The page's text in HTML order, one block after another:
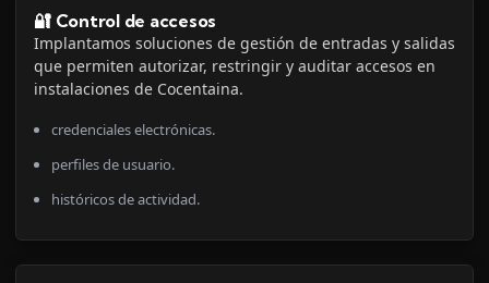
🔐 Control de accesos
Implantamos soluciones de gestión de entradas y salidas
que permiten autorizar, restringir y auditar accesos en
instalaciones de Cocentaina.
credenciales electrónicas.
perfiles de usuario.
históricos de actividad.